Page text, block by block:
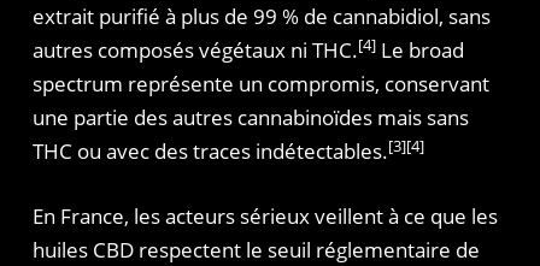
extrait purifié à plus de 99 % de cannabidiol, sans
autres composés végétaux ni THC.[4]Le broad
spectrum représente un compromis, conservant
une partie des autres cannabinoïdes mais sans
THC ou avec des traces indétectables.[3][4]
En France, les acteurs sérieux veillent à ce que les
huiles CBD respectent le seuil réglementaire de